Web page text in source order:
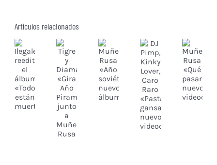
Artículos relacionados